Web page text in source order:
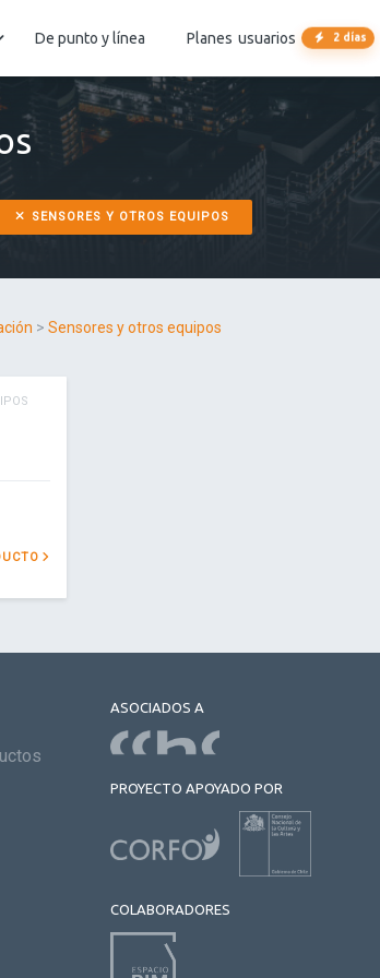
De punto y línea Planes usuarios 2 días
SENSORES Y OTROS EQUIPOS
> Sensores y otros equipos
ASOCIADOS A
PROYECTO APOYADO POR
COLABORADORES